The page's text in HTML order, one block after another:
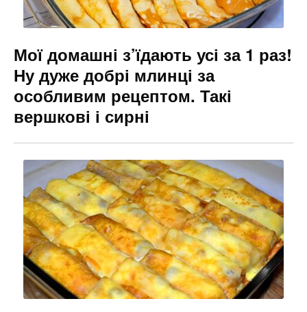
Мої домашні з’їдають усі за 1 раз!
Ну дуже добрі млинці за
особливим рецептом. Такі
вершкові і сирні